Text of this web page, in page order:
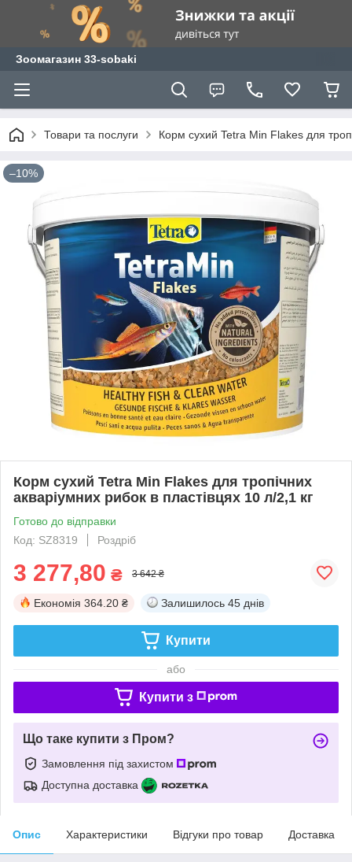
Зоомагазин 33-sobaki
Товари та послуги Корм сухий Tetra Min Flakes для
–10%
Корм сухий Tetra Min Flakes для тропічних
акваріумних рибок в пластівцях 10 л/2,1 кг
Готово до відправки
Код: SZ8319
Роздріб
3 277,80 ₴ 3 642 ₴
Економія 364.20 ₴ Залишилось 45 днів
Купити
або
Купити з
Що таке купити з Пром?
Замовлення під захистом
Доступна доставка
Опис Характеристики Відгуки про товар Доставка